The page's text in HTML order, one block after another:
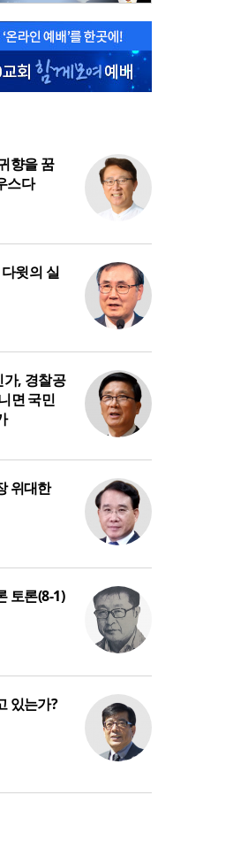
향을 꿈
스다
윗의 실
, 경찰공
면 국민
위대한
토론(8-1)
있는가?